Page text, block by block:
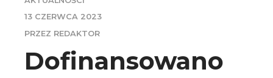
13 CZERWCA 2023
PRZEZ REDAKTOR
Dofinansowano